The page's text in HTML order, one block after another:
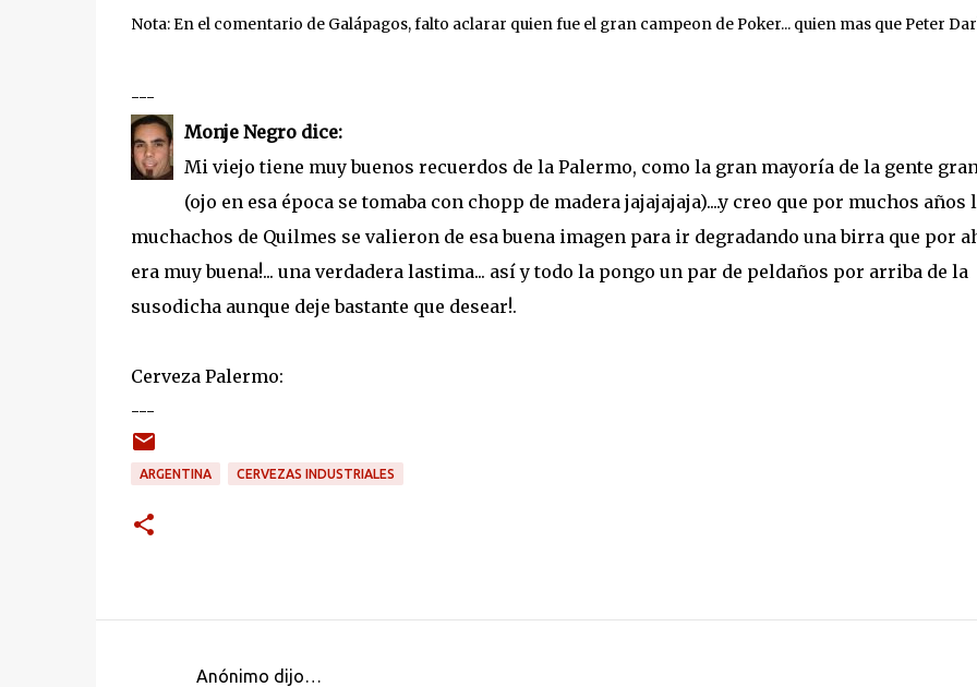
Nota: En el comentario de Galápagos, falto aclarar quien fue el gran campeon de Poker... quien mas que Peter
---
Monje Negro dice:
Mi viejo tiene muy buenos recuerdos de la Palermo, como la gran mayoría de la gente
(ojo en esa época se tomaba con chopp de madera jajajajaja)....y creo que por muchos años
muchachos de Quilmes se valieron de esa buena imagen para ir degradando una birra que por
era muy buena!... una verdadera lastima... así y todo la pongo un par de peldaños por arriba de la
susodicha aunque deje bastante que desear!.
Cerveza Palermo:
---
ARGENTINA CERVEZAS INDUSTRIALES
Anónimo dijo…